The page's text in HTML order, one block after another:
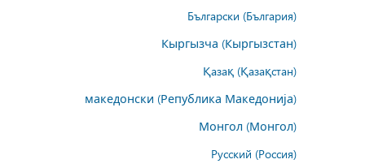
Български (България)
Кыргызча (Кыргызстан)
Қазақ (Қазақстан)
македонски (Република Македонија)
Монгол (Монгол)
Русский (Россия)